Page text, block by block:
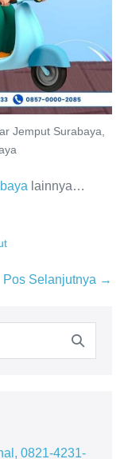
Jemput Surabaya,
lainnya…
Pos Selanjutnya →
0821-4231-